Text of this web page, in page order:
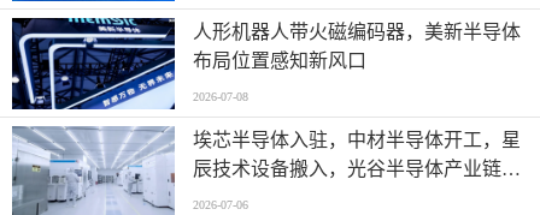
人形机器人带火磁编码器，美新半导体
布局位置感知新风口
2026-07-08
埃芯半导体入驻，中材半导体开工，星
辰技术设备搬入，光谷半导体产业链有
新进展→
2026-07-06